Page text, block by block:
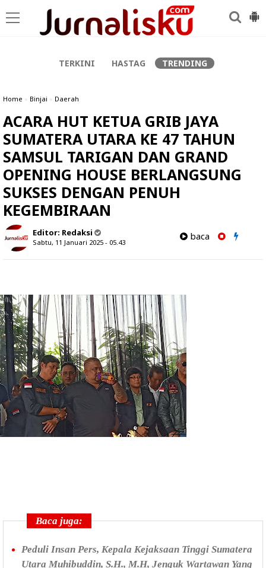
TERKINI HASTAG TRENDING
Home » Binjai » Daerah
ACARA HUT KETUA GRIB JAYA
SUMATERA UTARA KE 47 TAHUN
SAMSUL TARIGAN DAN GRAND
OPENING HOUSE BERLANGSUNG
SUKSES DENGAN PENUH
KEGEMBIRAAN
Editor: Redaksi
Sabtu, 11 Januari 2025 - 05.43
baca
Baca juga:
Peduli Insan Pers, Kepala Kejaksaan Tinggi Sumatera
Utara Muhibuddin, S.H., M.H, Jenguk Wartawan Yang